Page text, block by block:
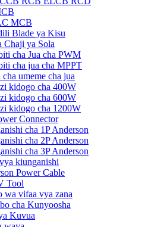
MCB
Blade ya Kisu
ya Sola
cha Jua cha PWM
cha jua cha MPPT
umeme cha jua
kidogo cha 400W
kidogo cha 600W
kidogo cha 1200W
Connector
cha 1P Anderson
cha 2P Anderson
cha 3P Anderson
kiunganishi
Power Cable
Tool
wa vifaa vya zana
cha Kunyoosha
Kuvua